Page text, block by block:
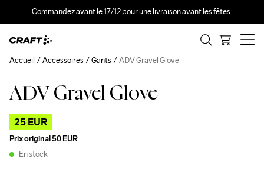
Commandez avant le 17/12 pour une livraison avant les fêtes.
ADV Gravel Glove
25 EUR
Prix original50 EUR
En stock
Accueil Accessoires Gants ADV Gravel Glove
Outlet